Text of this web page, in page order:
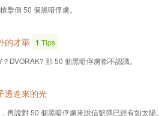
擊倒 50 個黑暗俘虜。
的才華 1 Tips
DVORAK? 那 50 個黑暗俘虜都不認識。
透進來的光
再說對 50 個黑暗俘虜來說信號彈已經有如太陽。